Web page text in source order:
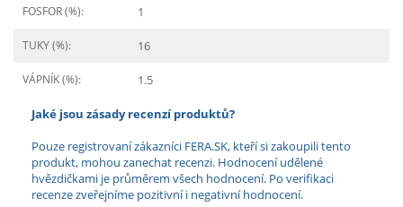
FOSFOR (%): 1
TUKY (%): 16
VÁPNÍK (%): 1.5
Jaké jsou zásady recenzí produktů?
Pouze registrovaní zákazníci FERA.SK, kteří si zakoupili tento
produkt, mohou zanechat recenzi. Hodnocení udělené
hvězdičkami je průměrem všech hodnocení. Po verifikaci
recenze zveřejníme pozitivní i negativní hodnocení.